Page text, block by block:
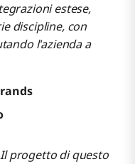
estese,
discipline, con
l'azienda a
progetto di questo